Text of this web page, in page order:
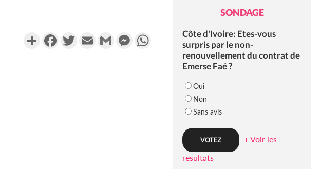
PartagerFacebookTwitterEmail Gmail MessengerWhatsApp
SONDAGE
Côte d'Ivoire: Etes-vous
surpris par le non-
renouvellement du contrat de
Emerse Faé ?
Oui
Non
Sans avis
+ Voir les
resultats